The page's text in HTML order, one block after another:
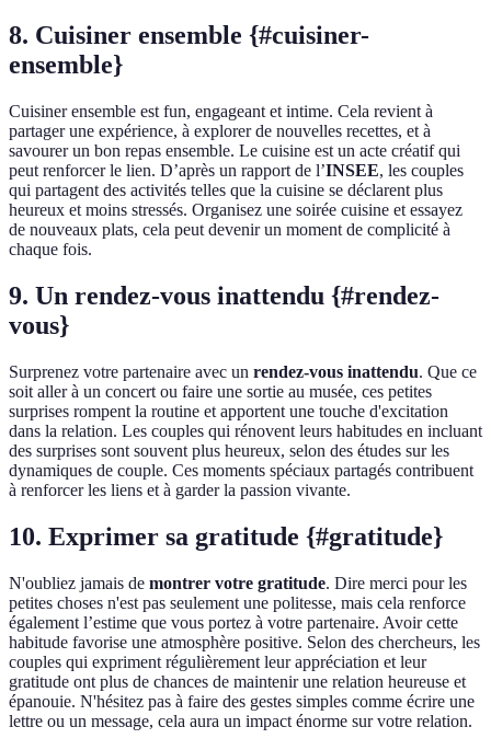
8. Cuisiner ensemble {#cuisiner-
ensemble}
Cuisiner ensemble est fun, engageant et intime. Cela revient à
partager une expérience, à explorer de nouvelles recettes, et à
savourer un bon repas ensemble. Le cuisine est un acte créatif qui
peut renforcer le lien. D’après un rapport de l’INSEE, les couples
qui partagent des activités telles que la cuisine se déclarent plus
heureux et moins stressés. Organisez une soirée cuisine et essayez
de nouveaux plats, cela peut devenir un moment de complicité à
chaque fois.
9. Un rendez-vous inattendu {#rendez-
vous}
Surprenez votre partenaire avec un rendez-vous inattendu. Que ce
soit aller à un concert ou faire une sortie au musée, ces petites
surprises rompent la routine et apportent une touche d'excitation
dans la relation. Les couples qui rénovent leurs habitudes en incluant
des surprises sont souvent plus heureux, selon des études sur les
dynamiques de couple. Ces moments spéciaux partagés contribuent
à renforcer les liens et à garder la passion vivante.
10. Exprimer sa gratitude {#gratitude}
N'oubliez jamais de montrer votre gratitude. Dire merci pour les
petites choses n'est pas seulement une politesse, mais cela renforce
également l’estime que vous portez à votre partenaire. Avoir cette
habitude favorise une atmosphère positive. Selon des chercheurs, les
couples qui expriment régulièrement leur appréciation et leur
gratitude ont plus de chances de maintenir une relation heureuse et
épanouie. N'hésitez pas à faire des gestes simples comme écrire une
lettre ou un message, cela aura un impact énorme sur votre relation.